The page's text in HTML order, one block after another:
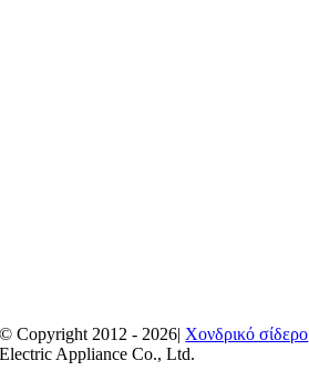
© Copyright 2012 - 2026| Χονδρικό σίδερο
Electric Appliance Co., Ltd.